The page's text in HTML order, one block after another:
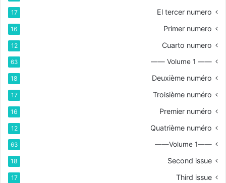
El tercer numero
17
Primer numero
16
Cuarto numero
12
—— Volume 1 ——
63
Deuxième numéro
18
Troisième numéro
17
Premier numéro
16
Quatrième numéro
12
——Volume 1——
63
Second issue
18
Third issue
17